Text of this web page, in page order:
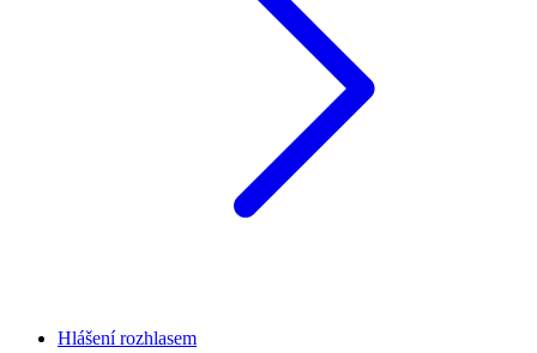
Hlášení rozhlasem